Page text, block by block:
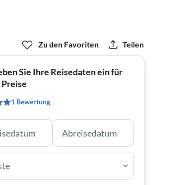
Zu den Favoriten Teilen
Sie Ihre Reisedaten ein für
1 Bewertung